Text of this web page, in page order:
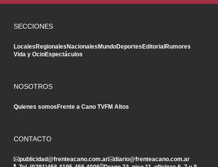
SECCIONES
Locales Regionales Nacionales MundoDeportes Editorial Rumores
Vida y OcioEspectáculos
NOSOTROS
Quienes somos Frente a Cano TVFM Altos
CONTACTO
publicidad@frenteacano.com.ar
diario@frenteacano.com.ar